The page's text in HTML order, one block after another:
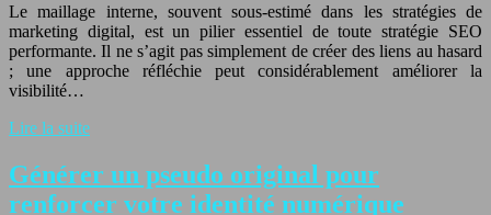
Le maillage interne, souvent sous-estimé dans les stratégies de
marketing digital, est un pilier essentiel de toute stratégie SEO
performante. Il ne s’agit pas simplement de créer des liens au hasard
; une approche réfléchie peut considérablement améliorer la
visibilité…
Lire la suite
Générer un pseudo original pour
renforcer votre identité numérique